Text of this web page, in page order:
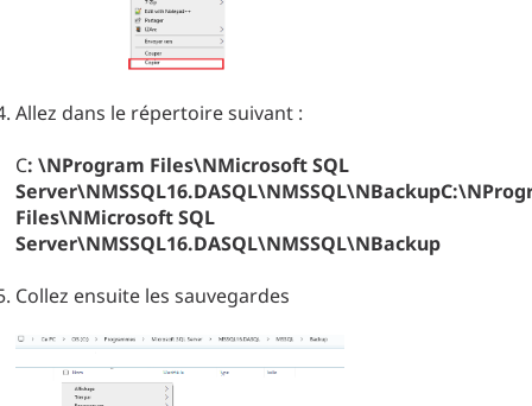
Allez dans le répertoire suivant :
C: \NProgram Files\NMicrosoft SQL
Files\NMicrosoft SQL
Server\NMSSQL16.DASQL\NMSSQL\NBackup
Collez ensuite les sauvegardes